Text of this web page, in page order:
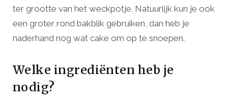
ter grootte van het weckpotje. Natuurlijk kun je ook
een groter rond bakblik gebruiken, dan heb je
naderhand nog wat cake om op te snoepen.
Welke ingrediënten heb je
nodig?